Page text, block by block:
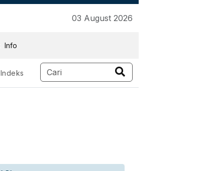
03 August 2026
Info
Indeks